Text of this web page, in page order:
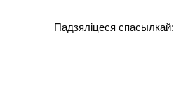
Падзяліцеся спасылкай: